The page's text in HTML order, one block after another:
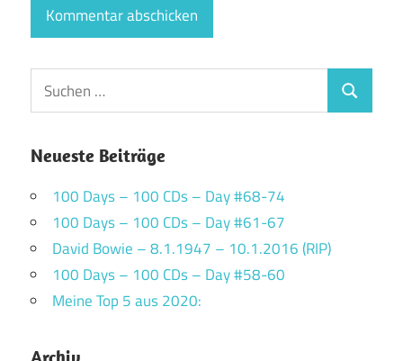
Suchen
nach:
Suchen
Neueste Beiträge
100 Days – 100 CDs – Day #68-74
100 Days – 100 CDs – Day #61-67
David Bowie – 8.1.1947 – 10.1.2016 (RIP)
100 Days – 100 CDs – Day #58-60
Meine Top 5 aus 2020: